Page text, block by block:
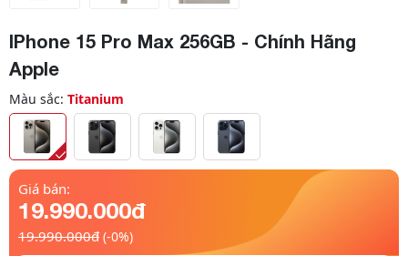
IPhone 15 Pro Max 256GB - Chính Hãng
Apple
Màu sắc: Titanium
Giá bán:
19.990.000đ
19.990.000đ (-0%)